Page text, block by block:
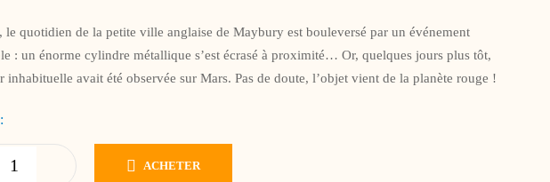
le quotidien de la petite ville anglaise de Maybury est bouleversé par un événement
: un énorme cylindre métallique s’est écrasé à proximité… Or, quelques jours plus tôt,
inhabituelle avait été observée sur Mars. Pas de doute, l’objet vient de la planète rouge !
ACHETER